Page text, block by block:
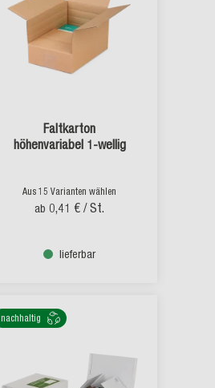
Faltkarton
höhenvariabel 1-wellig
Aus 15 Varianten wählen
ab 0,41 € / St.
lieferbar
nachhaltig